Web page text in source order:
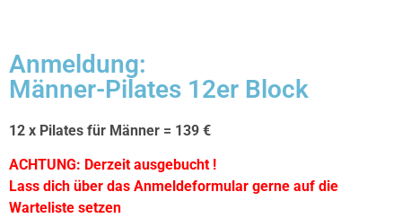
Anmeldung:
Männer-Pilates 12er Block
12 x Pilates für Männer = 139 €
ACHTUNG: Derzeit ausgebucht !
Lass dich über das Anmeldeformular gerne auf die
Warteliste setzen